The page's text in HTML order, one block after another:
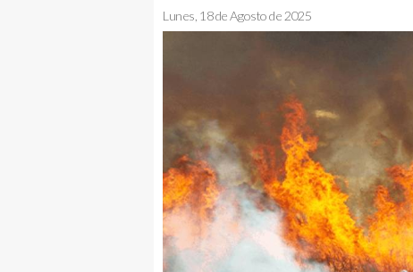
Lunes, 18 de Agosto de 2025